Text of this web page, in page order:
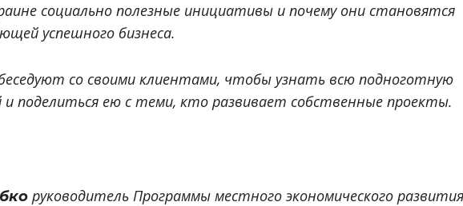
социально полезные инициативы и почему они становятся
успешного бизнеса.
со своими клиентами, чтобы узнать всю подноготную
поделиться ею с теми, кто развивает собственные проекты.
руководитель Программы местного экономического развития